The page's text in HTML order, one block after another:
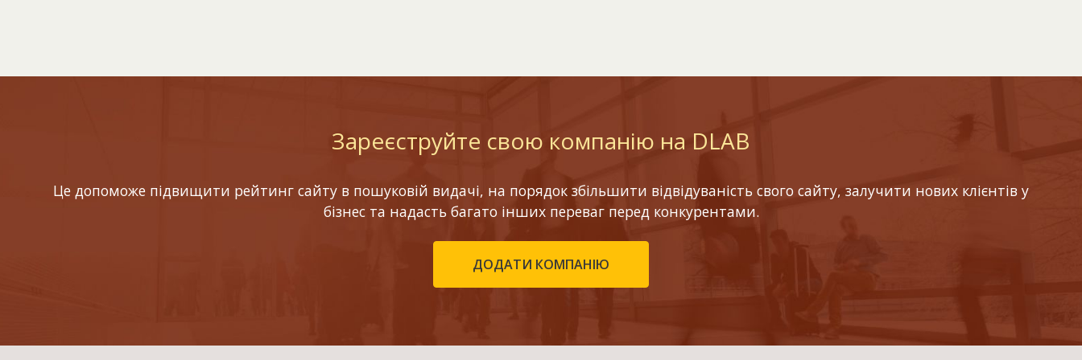
Зареєструйте свою компанію на DLAB
Це допоможе підвищити рейтинг сайту в пошуковій видачі, на порядок збільшити відвідуваність свого сайту, залучити нових клієнтів у
бізнес та надасть багато інших переваг перед конкурентами.
ДОДАТИ КОМПАНІЮ